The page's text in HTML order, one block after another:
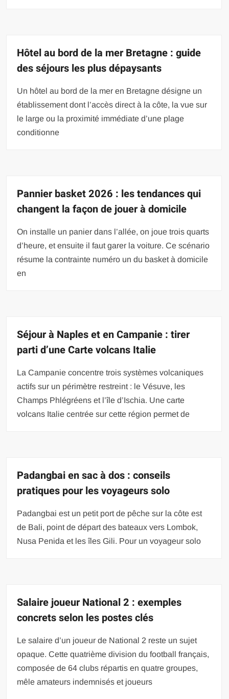
Hôtel au bord de la mer Bretagne : guide
des séjours les plus dépaysants
Un hôtel au bord de la mer en Bretagne désigne un
établissement dont l’accès direct à la côte, la vue sur
le large ou la proximité immédiate d’une plage
conditionne
Pannier basket 2026 : les tendances qui
changent la façon de jouer à domicile
On installe un panier dans l’allée, on joue trois quarts
d’heure, et ensuite il faut garer la voiture. Ce scénario
résume la contrainte numéro un du basket à domicile
en
Séjour à Naples et en Campanie : tirer
parti d’une Carte volcans Italie
La Campanie concentre trois systèmes volcaniques
actifs sur un périmètre restreint : le Vésuve, les
Champs Phlégréens et l’île d’Ischia. Une carte
volcans Italie centrée sur cette région permet de
Padangbai en sac à dos : conseils
pratiques pour les voyageurs solo
Padangbai est un petit port de pêche sur la côte est
de Bali, point de départ des bateaux vers Lombok,
Nusa Penida et les îles Gili. Pour un voyageur solo
Salaire joueur National 2 : exemples
concrets selon les postes clés
Le salaire d’un joueur de National 2 reste un sujet
opaque. Cette quatrième division du football français,
composée de 64 clubs répartis en quatre groupes,
mêle amateurs indemnisés et joueurs